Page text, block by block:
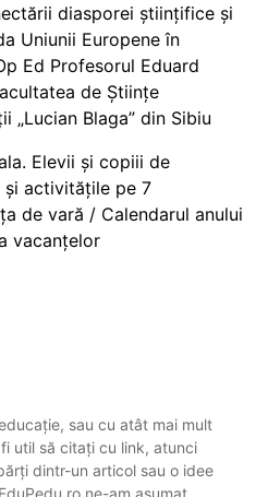
diasporei științifice și
Uniunii Europene în
Ed Profesorul Eduard
de Științe
„Lucian Blaga” din Sibiu
Elevii și copiii de
și activitățile pe 7
de vară / Calendarul anului
vacanțelor
sau cu atât mai mult
util să citați cu link, atunci
dintr-un articol sau o idee
ne-am asumat